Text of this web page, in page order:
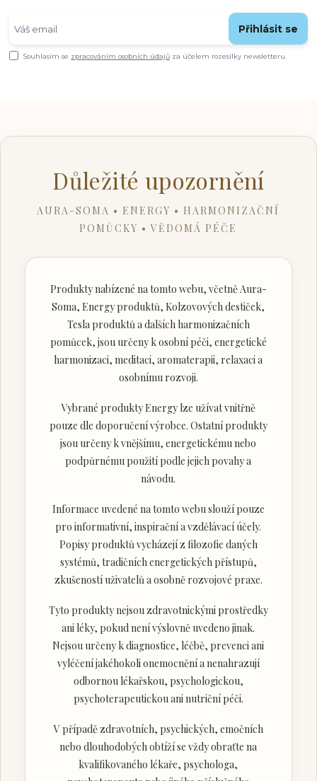
Přihlásit se
Souhlasím se zpracováním osobních údajů za účelem rozesílky newsletteru.
Důležité upozornění
AURA-SOMA • ENERGY • HARMONIZAČNÍ
POMŮCKY • VĚDOMÁ PÉČE
Produkty nabízené na tomto webu, včetně Aura-
Soma, Energy produktů, Kolzovových destiček,
Tesla produktů a dalších harmonizačních
pomůcek, jsou určeny k osobní péči, energetické
harmonizaci, meditaci, aromaterapii, relaxaci a
osobnímu rozvoji.
Vybrané produkty Energy lze užívat vnitřně
pouze dle doporučení výrobce. Ostatní produkty
jsou určeny k vnějšímu, energetickému nebo
podpůrnému použití podle jejich povahy a
návodu.
Informace uvedené na tomto webu slouží pouze
pro informativní, inspirační a vzdělávací účely.
Popisy produktů vycházejí z filozofie daných
systémů, tradičních energetických přístupů,
zkušeností uživatelů a osobně rozvojové praxe.
Tyto produkty nejsou zdravotnickými prostředky
ani léky, pokud není výslovně uvedeno jinak.
Nejsou určeny k diagnostice, léčbě, prevenci ani
vyléčení jakéhokoli onemocnění a nenahrazují
odbornou lékařskou, psychologickou,
psychoterapeutickou ani nutriční péči.
V případě zdravotních, psychických, emočních
nebo dlouhodobých obtíží se vždy obraťte na
kvalifikovaného lékaře, psychologa,